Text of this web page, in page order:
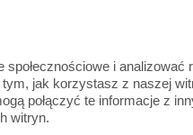
i analizować
tym, jak korzystasz z naszej
połączyć te informacje z
witryn.
tygodnia